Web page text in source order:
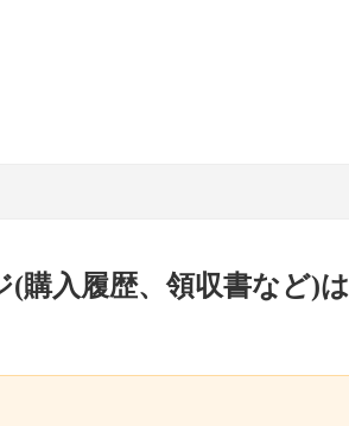
(購入履歴、領収書など)は